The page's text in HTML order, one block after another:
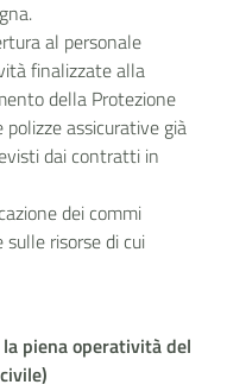
al personale
finalizzate alla
della Protezione
assicurative già
dai contratti in
dei commi
risorse di cui
piena operatività del